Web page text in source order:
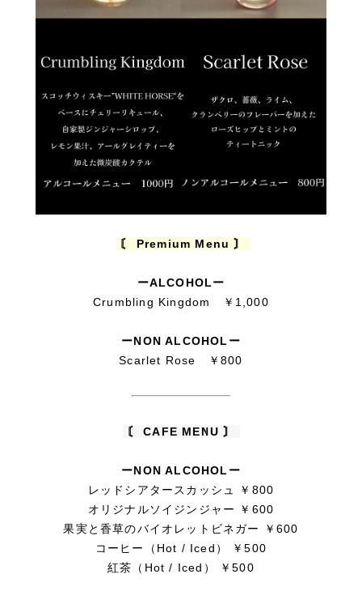
〘 Premium Menu 〙
ーALCOHOLー
Crumbling Kingdom ￥1,000
ーNON ALCOHOLー
Scarlet Rose ￥800
〘 CAFE MENU 〙
ーNON ALCOHOLー
レッドシアタースカッシュ ￥800
オリジナルソイジンジャー ￥600
果実と香草のバイオレットビネガー ￥600
コーヒー（Hot / Iced） ￥500
紅茶（Hot / Iced） ￥500